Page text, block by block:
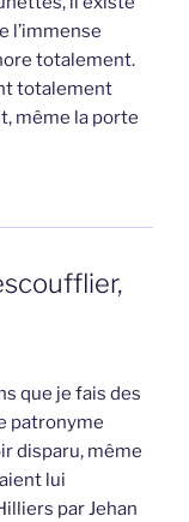
l’immense
totalement.
totalement
même la porte
que je fais des
patronyme
disparu, même
lui
par Jehan